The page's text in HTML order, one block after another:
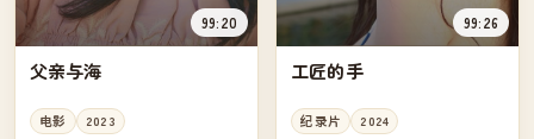
99:20
父亲与海
电影 2023
99:26
工匠的手
纪录片 2024